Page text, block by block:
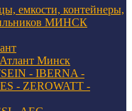
емкости, контейнеры,
МИНСК
Минск
- IBERNA -
- ZEROWATT -